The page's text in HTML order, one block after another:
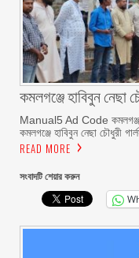
কমলগঞ্জে হাবিবুন নেছা
Manual5 Ad Code কমলগঞ্জ
কমলগঞ্জে হাবিবুন নেছা চৌধুরী
READ MORE
সংবাদটি শেয়ার করুন